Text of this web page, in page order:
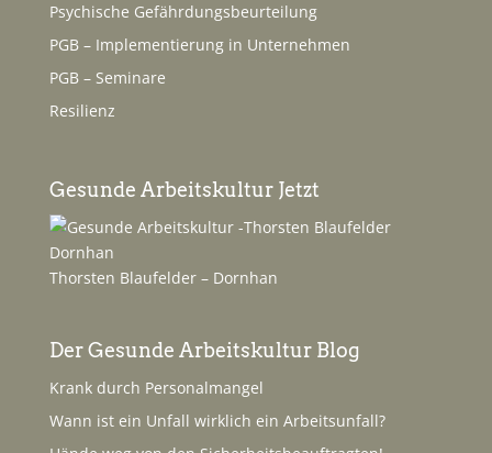
Psychische Gefährdungsbeurteilung
PGB – Implementierung in Unternehmen
PGB – Seminare
Resilienz
Gesunde Arbeitskultur Jetzt
Thorsten Blaufelder – Dornhan
Der Gesunde Arbeitskultur Blog
Krank durch Personalmangel
Wann ist ein Unfall wirklich ein Arbeitsunfall?